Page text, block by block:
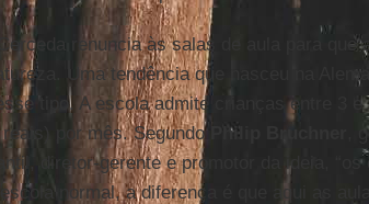
renuncia às salas de aula para que
Uma tendência que nasceu na
tipo. A escola admite crianças entre 3
reais) por mês. Segundo
Philip Bruchner
,
diretor-gerente e promotor da ideia,
escola normal, a diferença é que aqui as